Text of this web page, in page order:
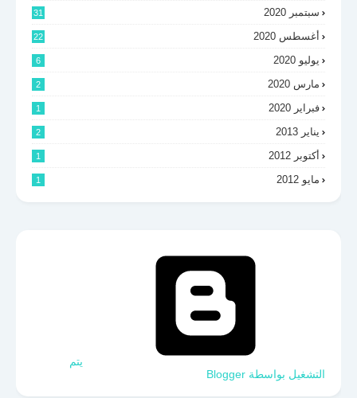
سبتمبر 2020 31
أغسطس 2020 22
يوليو 2020 6
مارس 2020 2
فبراير 2020 1
يناير 2013 2
أكتوبر 2012 1
مايو 2012 1
‏يتم
التشغيل بواسطة Blogger